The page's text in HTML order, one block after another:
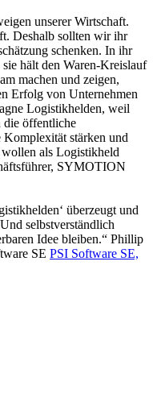
unserer Wirtschaft.
Deshalb sollten wir ihr
schenken. In ihr
hält den Waren-Kreislauf
machen und zeigen,
Erfolg von Unternehmen
Logistikhelden, weil
die öffentliche
stärken und
als Logistikheld
SYMOTION
überzeugt und
selbstverständlich
Idee bleiben.“ Phillip
SE PSI Software SE,